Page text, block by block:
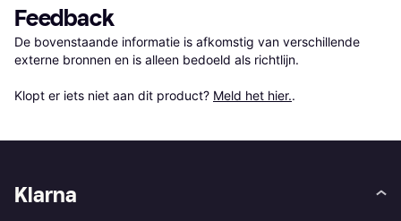
Feedback
De bovenstaande informatie is afkomstig van verschillende
externe bronnen en is alleen bedoeld als richtlijn.
Klopt er iets niet aan dit product? Meld het hier..
Klarna